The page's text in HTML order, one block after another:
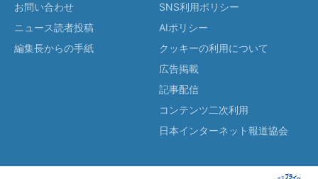
お問い合わせ
ニュース読者投稿
編集長からの手紙
SNS利用ポリシー
AIポリシー
クッキーの利用について
広告掲載
記事配信
コンテンツ二次利用
日本インターネット報道協会